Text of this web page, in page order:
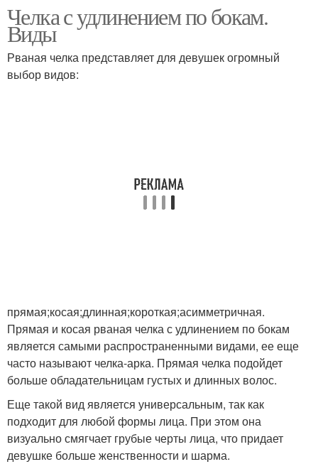
Боб с челкой Длинная челка
Кудрявая челка Боковая челка
Разноцветная челка Челка в стиле
Челка с удлинением по бокам.
Виды
Рваная челка представляет для девушек огромный
выбор видов:
прямая;косая;длинная;короткая;асимметричная.
Прямая и косая рваная челка с удлинением по бокам
является самыми распространенными видами, ее еще
часто называют челка-арка. Прямая челка подойдет
больше обладательницам густых и длинных волос.
Еще такой вид является универсальным, так как
подходит для любой формы лица. При этом она
визуально смягчает грубые черты лица, что придает
девушке больше женственности и шарма.